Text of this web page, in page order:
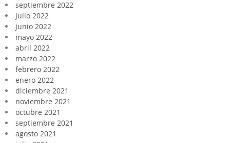
septiembre 2022
julio 2022
junio 2022
mayo 2022
abril 2022
marzo 2022
febrero 2022
enero 2022
diciembre 2021
noviembre 2021
octubre 2021
septiembre 2021
agosto 2021